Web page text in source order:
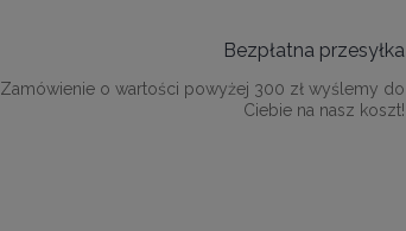
Bezpłatna przesyłka
Zamówienie o wartości powyżej 300 zł wyślemy do
Ciebie na nasz koszt!